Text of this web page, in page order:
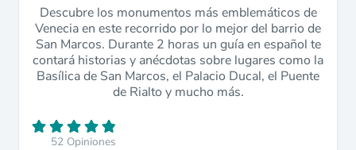
Descubre los monumentos más emblemáticos de
Venecia en este recorrido por lo mejor del barrio de
San Marcos. Durante 2 horas un guía en español te
contará historias y anécdotas sobre lugares como la
Basílica de San Marcos, el Palacio Ducal, el Puente
de Rialto y mucho más.
52 Opiniones